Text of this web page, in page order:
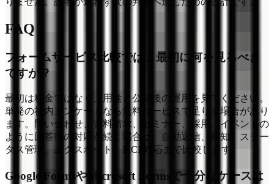
FAQ
フォームサービス比較では、最初に何を見るべき
ですか？
最初は料金ではなく、用途と公開後の運用を見てください。
単発の社内アンケートなら無料サービスで足りる場合があり
ます。問い合わせ、資料請求、セミナー、採用、イベントの
ように回答後の対応が続く場合は、自動返信、通知、ステー
タス管理、エクスポート、MCP対応まで比較します。
Google FormsやMicrosoft Formsで十分なケースは